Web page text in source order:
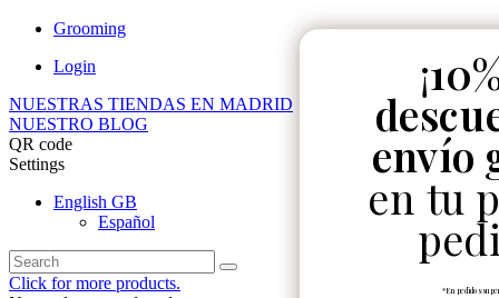
Grooming
Login
NUESTRAS TIENDAS EN MADRID
NUESTRO BLOG
QR code
Settings
English GB
Español
Click for more products.
¡
envío
en tu
*En pedidos